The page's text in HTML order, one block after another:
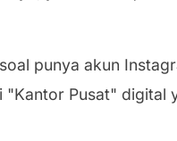
punya akun
"Kantor Pusat" digital